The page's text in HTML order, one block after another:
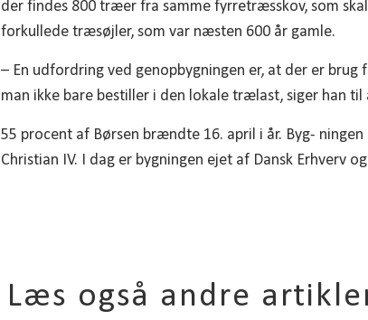
der findes 800 træer fra samme fyrretræsskov, som
forkullede træsøjler, som var næsten 600 år gamle.
– En udfordring ved genopbygningen er, at der er
man ikke bare bestiller i den lokale trælast, siger han til
55 procent af Børsen brændte 16. april i år. Byg-
Christian IV. I dag er bygningen ejet af Dansk Erhverv
Læs også andre